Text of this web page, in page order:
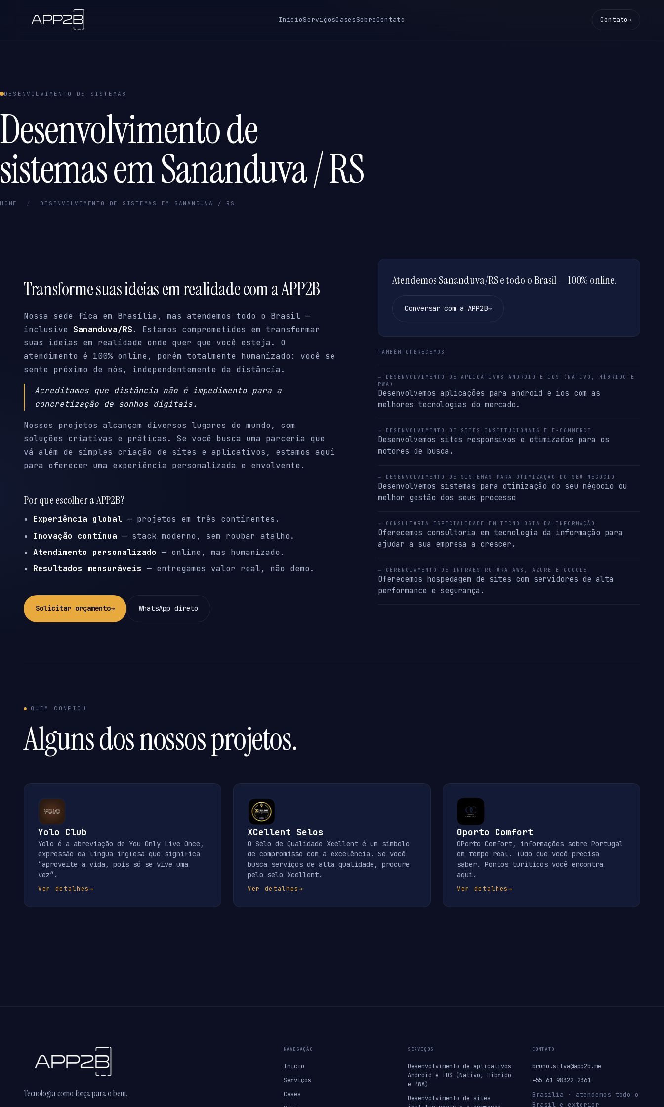
InícioServiçosCasesSobreContato Contato→
DESENVOLVIMENTO DE SISTEMAS
Desenvolvimento de
sistemas em Sananduva / RS
HOME / DESENVOLVIMENTO DE SISTEMAS EM SANANDUVA / RS
Transforme suas ideias em realidade com a APP2B
Nossa sede fica em Brasília, mas atendemos todo o Brasil —
inclusive Sananduva/RS. Estamos comprometidos em transformar
suas ideias em realidade onde quer que você esteja. O
atendimento é 100% online, porém totalmente humanizado: você se
sente próximo de nós, independentemente da distância.
Acreditamos que distância não é impedimento para a
concretização de sonhos digitais.
Nossos projetos alcançam diversos lugares do mundo, com
soluções criativas e práticas. Se você busca uma parceria que
vá além de simples criação de sites e aplicativos, estamos aqui
para oferecer uma experiência personalizada e envolvente.
Por que escolher a APP2B?
Experiência global — projetos em três continentes.
Inovação contínua — stack moderno, sem roubar atalho.
Atendimento personalizado — online, mas humanizado.
Resultados mensuráveis — entregamos valor real, não demo.
Solicitar orçamento→ WhatsApp direto
Atendemos Sananduva/RS e todo o Brasil — 100% online.
Conversar com a APP2B→
TAMBÉM OFERECEMOS
→ DESENVOLVIMENTO DE APLICATIVOS ANDROID E IOS (NATIVO, HÍBRIDO E
PWA)
Desenvolvemos aplicações para android e ios com as
melhores tecnologias do mercado.
→ DESENVOLVIMENTO DE SITES INSTITUCIONAIS E E-COMMERCE
Desenvolvemos sites responsivos e otimizados para os
motores de busca.
→ DESENVOLVIMENTO DE SISTEMAS PARA OTIMIZAÇÃO DO SEU NÉGOCIO
Desenvolvemos sistemas para otimização do seu négocio ou
melhor gestão dos seus processo
→ CONSULTORIA ESPECIALIDADE EM TECNOLOGIA DA INFORMAÇÃO
Oferecemos consultoria em tecnologia da informação para
ajudar a sua empresa a crescer.
→ GERENCIAMENTO DE INFRAESTRUTURA AWS, AZURE E GOOGLE
Oferecemos hospedagem de sites com servidores de alta
performance e segurança.
QUEM CONFIOU
Alguns dos nossos projetos.
Yolo Club
Yolo é a abreviação de You Only Live Once,
expressão da língua inglesa que significa
“aproveite a vida, pois só se vive uma
vez”.
Ver detalhes→
XCellent Selos
O Selo de Qualidade Xcellent é um símbolo
de compromisso com a excelência. Se você
busca serviços de alta qualidade, procure
pelo selo Xcellent.
Ver detalhes→
Oporto Comfort
OPorto Comfort, informações sobre Portugal
em tempo real. Tudo que você precisa
saber. Pontos turiticos você encontra
aqui.
Ver detalhes→
Tecnologia como força para o bem.
NAVEGAÇÃO
Início
Serviços
Cases
SERVIÇOS
Desenvolvimento de aplicativos
Android e IOS (Nativo, Híbrido
e PWA)
Desenvolvimento de sites
CONTATO
bruno.silva@app2b.me
+55 61 98322-2361
Brasília · atendemos todo o
Brasil e exterior